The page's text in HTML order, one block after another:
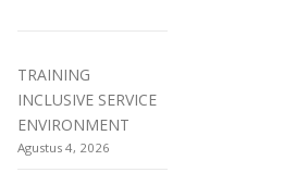
TRAINING
INCLUSIVE SERVICE
ENVIRONMENT
Agustus 4, 2026